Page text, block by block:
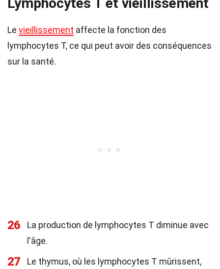
Le vieillissement affecte la fonction des
lymphocytes T, ce qui peut avoir des conséquences
sur la santé.
26
La production de lymphocytes T diminue avec
l'âge.
27
Le thymus, où les lymphocytes T mûrissent,